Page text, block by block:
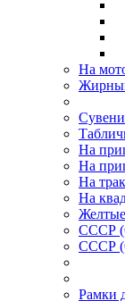
На
На
На
На
На
СССР
СССР
Рамки